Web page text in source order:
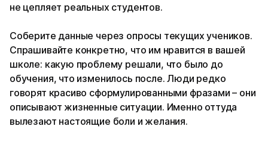
не цепляет реальных студентов.
Соберите данные через опросы текущих учеников.
Спрашивайте конкретно, что им нравится в вашей
школе: какую проблему решали, что было до
обучения, что изменилось после. Люди редко
говорят красиво сформулированными фразами – они
описывают жизненные ситуации. Именно оттуда
вылезают настоящие боли и желания.